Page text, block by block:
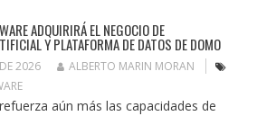
ADQUIRIRÁ EL NEGOCIO DE
Y PLATAFORMA DE DATOS DE DOMO
2026
ALBERTO MARIN MORAN
aún más las capacidades de